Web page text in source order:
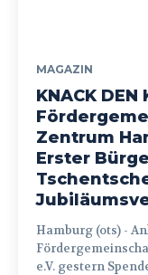
MAGAZIN
KNACK DEN
Zentrum
Erster
Hamburg (ots) - Anlässlich ihres 50. Jubiläums lud die
e.V. gestern